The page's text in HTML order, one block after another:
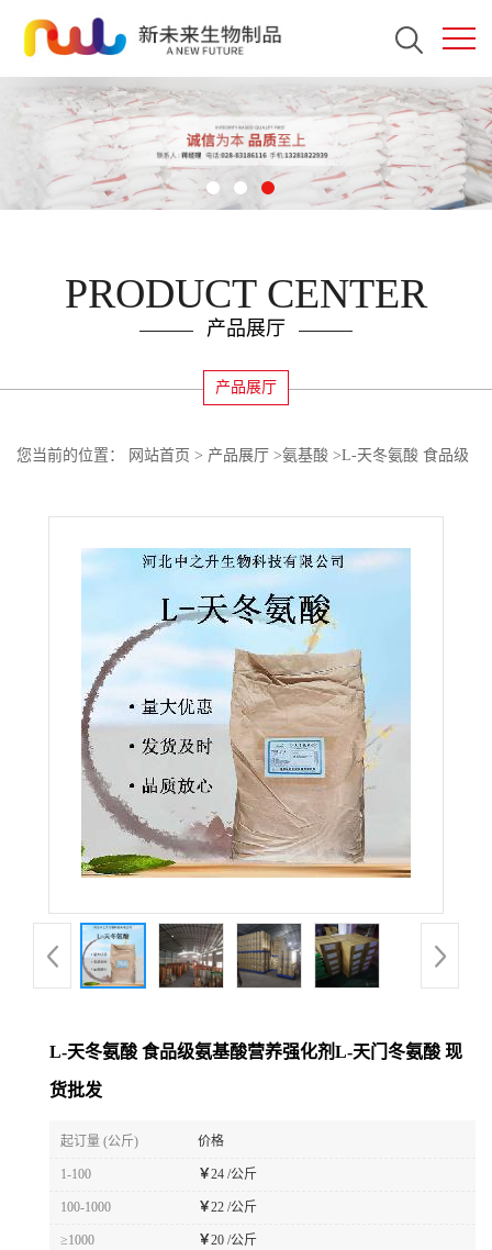
PRODUCT CENTER
产品展厅
产品展厅
您当前的位置： 网站首页 > 产品展厅 >氨基酸 >L-天冬氨酸 食品级
L-天冬氨酸 食品级氨基酸营养强化剂L-天门冬氨酸 现
货批发
起订量 (公斤) 价格
1-100 ￥24 /公斤
100-1000 ￥22 /公斤
≥1000 ￥20 /公斤